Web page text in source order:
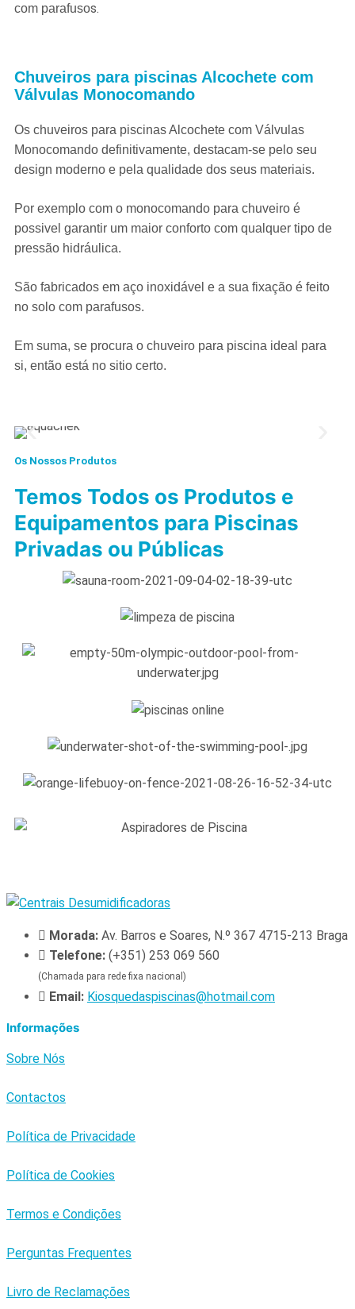
com parafusos.
Chuveiros para piscinas Alcochete com
Válvulas Monocomando
Os chuveiros para piscinas Alcochete com Válvulas
Monocomando definitivamente, destacam-se pelo seu
design moderno e pela qualidade dos seus materiais.
Por exemplo com o monocomando para chuveiro é
possivel garantir um maior conforto com qualquer tipo de
pressão hidráulica.
São fabricados em aço inoxidável e a sua fixação é feito
no solo com parafusos.
Em suma, se procura o chuveiro para piscina ideal para
si, então está no sitio certo.
Os Nossos Produtos
Temos Todos os Produtos e
Equipamentos para Piscinas
Privadas ou Públicas
Morada: Av. Barros e Soares, N.º 367 4715-213 Braga
Telefone: (+351) 253 069 560
(Chamada para rede fixa nacional)
Email: Kiosquedaspiscinas@hotmail.com
Informações
Sobre Nós
Contactos
Política de Privacidade
Política de Cookies
Termos e Condições
Perguntas Frequentes
Livro de Reclamações